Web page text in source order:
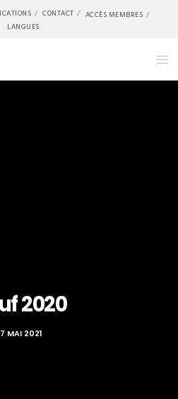
CONTACT
ACCÈS MEMBRES
LANGUES
2020
MAI 2021